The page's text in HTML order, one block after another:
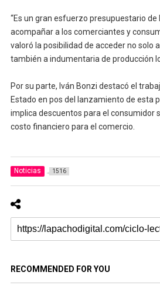
“Es un gran esfuerzo presupuestario de
acompañar a los comerciantes y
valoró la posibilidad de acceder no solo
también a indumentaria de producción
Por su parte, Iván Bonzi destacó el
Estado en pos del lanzamiento de esta
implica descuentos para el consumidor
costo financiero para el comercio.
Noticias 1516
RECOMMENDED FOR YOU